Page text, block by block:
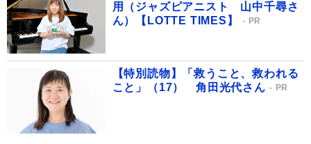
用（ジャズピアニスト 山中千尋さ
ん）【LOTTE TIMES】
PR
【特別読物】「救うこと、救われる
こと」（17） 角田光代さん
PR